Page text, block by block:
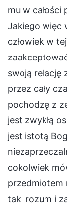
mu w całości
Jakiego więc
człowiek w
swoją relację
przez cały
pochodzę z
jest zwykłą
jest istotą
cokolwiek
przedmiotem
taki rozum i